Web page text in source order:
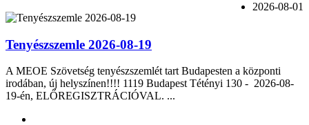
2026-08-01
Tenyészszemle 2026-08-19
A MEOE Szövetség tenyészszemlét tart Budapesten a központi
irodában, új helyszínen!!!! 1119 Budapest Tétényi 130 - 2026-08-
19-én, ELŐREGISZTRÁCIÓVAL. ...